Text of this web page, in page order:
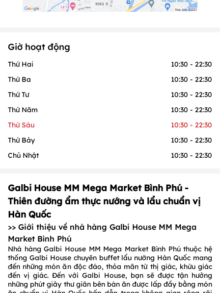
Giờ hoạt động
Thứ Hai
10:30 - 22:30
Thứ Ba
10:30 - 22:30
Thứ Tư
10:30 - 22:30
Thứ Năm
10:30 - 22:30
Thứ Sáu
10:30 - 22:30
Thứ Bảy
10:30 - 22:30
Chủ Nhật
10:30 - 22:30
Galbi House MM Mega Market Bình Phú -
Thiên đường ẩm thực nướng và lẩu chuẩn vị
Hàn Quốc
>> Giới thiệu về nhà hàng Galbi House MM Mega
Market Bình Phú
Nhà hàng Galbi House MM Mega Market Bình Phú thuộc hệ
thống Galbi House chuyên buffet lẩu nướng Hàn Quốc mang
đến những món ăn độc đáo, thỏa mãn từ thị giác, khứu giác
đến vị giác. Đến với Galbi House, bạn sẽ được tận hưởng
những phút giây thư giãn bên bàn ăn được lấp đầy bằng món